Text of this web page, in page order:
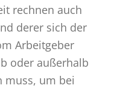
rechnen auch
derer sich der
Arbeitgeber
oder außerhalb
muss, um bei